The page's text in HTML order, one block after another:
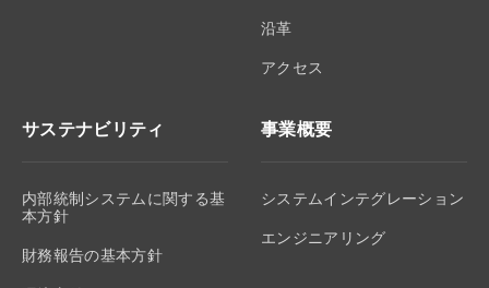
沿革
アクセス
サステナビリティ
内部統制システムに関する基
本方針
財務報告の基本方針
事業概要
システムインテグレーション
エンジニアリング